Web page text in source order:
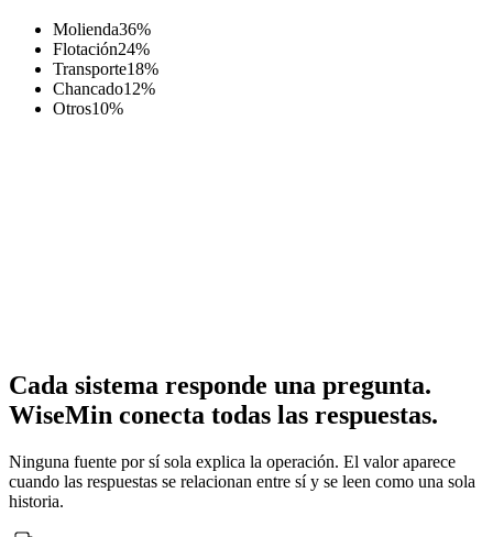
Molienda36%
Flotación24%
Transporte18%
Chancado12%
Otros10%
Cada sistema responde una pregunta.
WiseMin conecta todas las respuestas.
Ninguna fuente por sí sola explica la operación. El valor aparece
cuando las respuestas se relacionan entre sí y se leen como una sola
historia.